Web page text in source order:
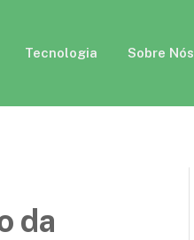
Tecnologia Sobre Nós
da